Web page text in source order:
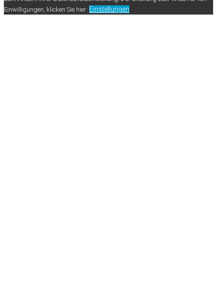
Einwilligungen, klicken Sie hier: Einstellungen